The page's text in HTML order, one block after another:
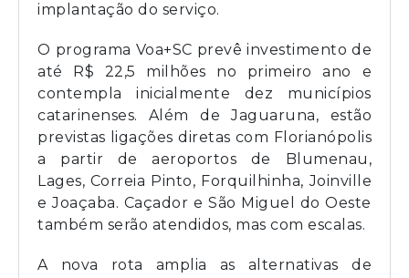
implantação do serviço.
O programa Voa+SC prevê investimento de
até R$ 22,5 milhões no primeiro ano e
contempla inicialmente dez municípios
catarinenses. Além de Jaguaruna, estão
previstas ligações diretas com Florianópolis
a partir de aeroportos de Blumenau,
Lages, Correia Pinto, Forquilhinha, Joinville
e Joaçaba. Caçador e São Miguel do Oeste
também serão atendidos, mas com escalas.
A nova rota amplia as alternativas de